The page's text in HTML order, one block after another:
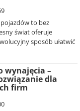
to bez
świat oferuje
sposób ułatwić
wynajęcia –
dla
firm